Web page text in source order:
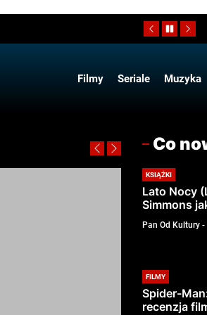
Filmy Seriale Muzyka
Co
KSIĄŻKI
Lato Nocy
Simmons
Pan Od Kultury
FILMY
Spider-
recenzja